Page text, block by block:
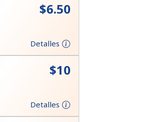
⁦$6.50⁩
Detalles
⁦$10⁩
Detalles